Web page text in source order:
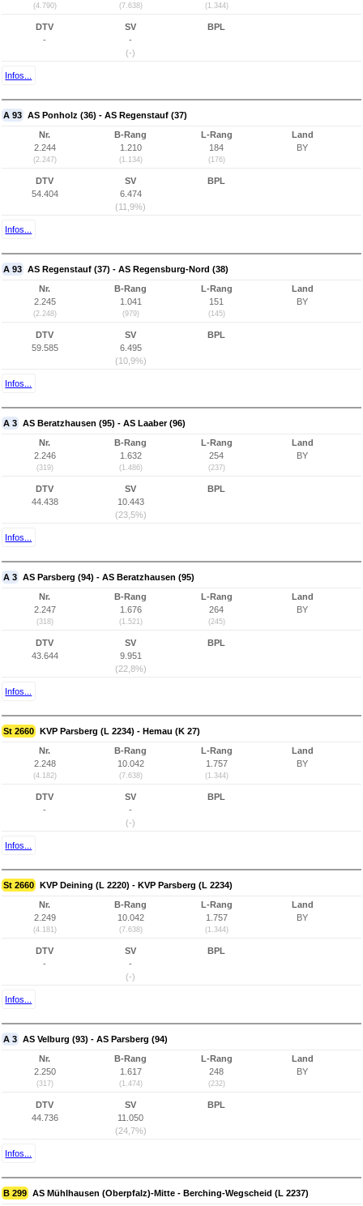
(4.790) (7.638) (1.344)
DTV
-
SV
-
(-)
BPL
Infos...
A 93 AS Ponholz (36) - AS Regenstauf (37)
Nr.
2.244
(2.247)
B-Rang
1.210
(1.134)
L-Rang
184
(176)
Land
BY
DTV
54.404
SV
6.474
(11,9%)
BPL
Infos...
A 93 AS Regenstauf (37) - AS Regensburg-Nord (38)
Nr.
2.245
(2.248)
B-Rang
1.041
(979)
L-Rang
151
(145)
Land
BY
DTV
59.585
SV
6.495
(10,9%)
BPL
Infos...
A 3 AS Beratzhausen (95) - AS Laaber (96)
Nr.
2.246
(319)
B-Rang
1.632
(1.486)
L-Rang
254
(237)
Land
BY
DTV
44.438
SV
10.443
(23,5%)
BPL
Infos...
A 3 AS Parsberg (94) - AS Beratzhausen (95)
Nr.
2.247
(318)
B-Rang
1.676
(1.521)
L-Rang
264
(245)
Land
BY
DTV
43.644
SV
9.951
(22,8%)
BPL
Infos...
St 2660 KVP Parsberg (L 2234) - Hemau (K 27)
Nr.
2.248
(4.182)
B-Rang
10.042
(7.638)
L-Rang
1.757
(1.344)
Land
BY
DTV
-
SV
-
(-)
BPL
Infos...
St 2660 KVP Deining (L 2220) - KVP Parsberg (L 2234)
Nr.
2.249
(4.181)
B-Rang
10.042
(7.638)
L-Rang
1.757
(1.344)
Land
BY
DTV
-
SV
-
(-)
BPL
Infos...
A 3 AS Velburg (93) - AS Parsberg (94)
Nr.
2.250
(317)
B-Rang
1.617
(1.474)
L-Rang
248
(232)
Land
BY
DTV
44.736
SV
11.050
(24,7%)
BPL
Infos...
B 299 AS Mühlhausen (Oberpfalz)-Mitte - Berching-Wegscheid (L 2237)